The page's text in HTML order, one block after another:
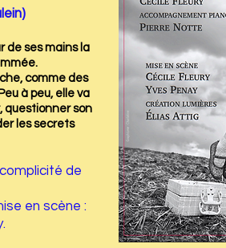
de ses mains la
comme des
à peu, elle va
questionner son
les secrets
de
en scène :